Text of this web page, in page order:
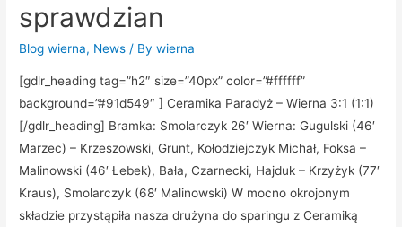
sprawdzian
Blog wierna, News / Bywierna
[gdlr_heading tag=”h2″ size=”40px” color=”#ffffff”
background=”#91d549″ ] Ceramika Paradyż – Wierna 3:1 (1:1)
[/gdlr_heading] Bramka: Smolarczyk 26′ Wierna: Gugulski (46′
Marzec) – Krzeszowski, Grunt, Kołodziejczyk Michał, Foksa –
Malinowski (46′ Łebek), Bała, Czarnecki, Hajduk – Krzyżyk (77′
Kraus), Smolarczyk (68′ Malinowski) W mocno okrojonym
składzie przystąpiła nasza drużyna do sparingu z Ceramiką